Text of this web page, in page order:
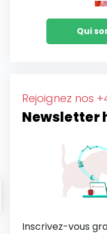
Qui
Rejoignez nos
Newsletter
Inscrivez-vous